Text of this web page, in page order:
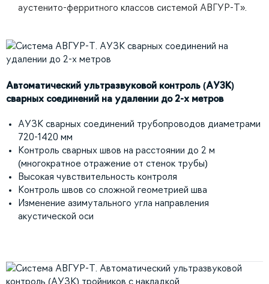
аустенито-ферритного классов системой АВГУР-Т».
Автоматический ультразвуковой контроль (АУЗК)
сварных соединений на удалении до 2-х метров
АУЗК сварных соединений трубопроводов диаметрами
720-1420 мм
Контроль сварных швов на расстоянии до 2 м
(многократное отражение от стенок трубы)
Высокая чувствительность контроля
Контроль швов со сложной геометрией шва
Изменение азимутального угла направления
акустической оси